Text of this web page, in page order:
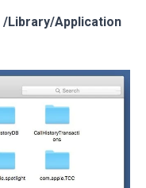
/Library/Application